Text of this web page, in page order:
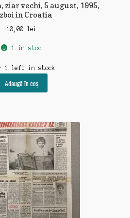
ziar vechi, 5 august, 1995,
in Croatia
10,00 lei
1 în stoc
1 left in stock
Adaugă în coș